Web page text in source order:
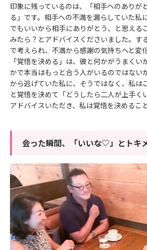
印象に残っているのは、「相手へのありが
る」です。相手への不満を漏らしていた私
でもいいから相手にありがとう、と思える
みたら？とアドバイスくださいました。す
で考えられ、不満から感謝の気持ちへと変
「覚悟を決める」は、彼と何かがうまくい
かで本当はもっと合う人がいるのではない
から逃げていた私に、そうではなく、私は
と覚悟を決めて「どうしたら二人が上手く
アドバイスいただき、私は覚悟を決めるこ
会った瞬間、「いいな♡」とトキ